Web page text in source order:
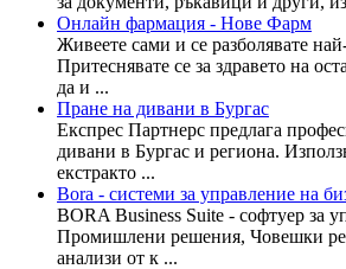
Онлайн фармация - Нове Фарм
Живеете сами и се разболявате
Притеснявате се за здравето на
да и ...
Пране на дивани в Бургас
Експрес Партнерс предлага
дивани в Бургас и региона.
екстракто ...
Bora - системи за управление на
BORA Business Suite - софтуер за
Промишлени решения, Човешки
анализи от к ...